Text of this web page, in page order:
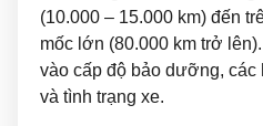
(10.000 – 15.000 km) đến
mốc lớn (80.000 km trở
vào cấp độ bảo dưỡng, các
và tình trạng xe.